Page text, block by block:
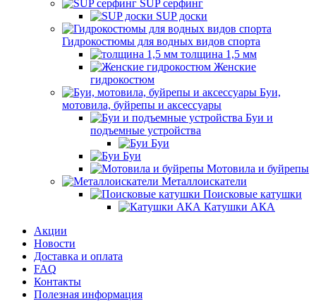
SUP серфинг
SUP доски
Гидрокостюмы для водных видов спорта
толщина 1,5 мм
Женские
гидрокостюм
Буи,
мотовила, буйрепы и аксессуары
Буи и
подъемные устройства
Буи
Буи
Мотовила и буйрепы
Металлоискатели
Поисковые катушки
Катушки АКА
Акции
Новости
Доставка и оплата
FAQ
Контакты
Полезная информация